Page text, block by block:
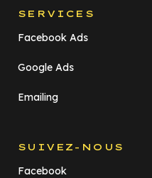
SERVICES
Facebook Ads
Google Ads
Emailing
SUIVEZ-NOUS
Facebook